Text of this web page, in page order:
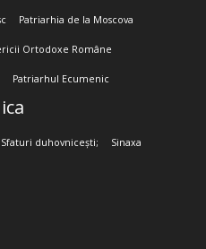
Patriarhia de la Moscova
Ortodoxe Române
Patriarhul Ecumenic
Sfaturi duhovnicești; Sinaxa